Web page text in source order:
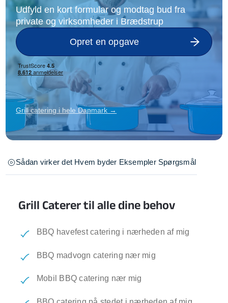
Udfyld en kort formular og modtag bud fra
private og virksomheder i Brædstrup
Opret en opgave
Grill catering i hele Danmark →
Sådan virker det Hvem byder Eksempler Spørgsmål
Grill Caterer til alle dine behov
BBQ havefest catering i nærheden af mig
BBQ madvogn catering nær mig
Mobil BBQ catering nær mig